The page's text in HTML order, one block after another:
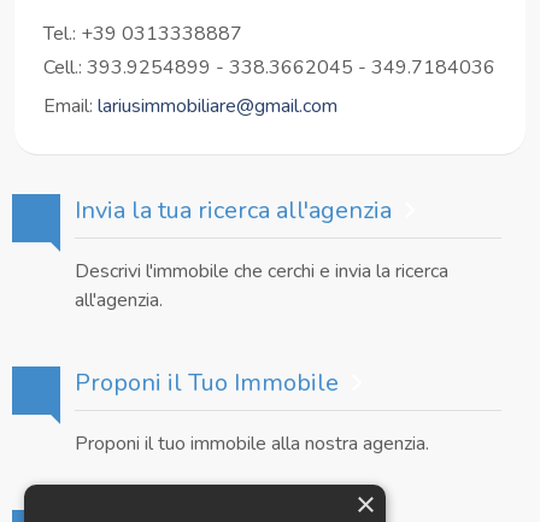
Tel.: +39 0313338887
Cell.: 393.9254899 - 338.3662045 - 349.7184036
Email: lariusimmobiliare@gmail.com
Invia la tua ricerca all'agenzia
Descrivi l'immobile che cerchi e invia la ricerca
all'agenzia.
Proponi il Tuo Immobile
Proponi il tuo immobile alla nostra agenzia.
×